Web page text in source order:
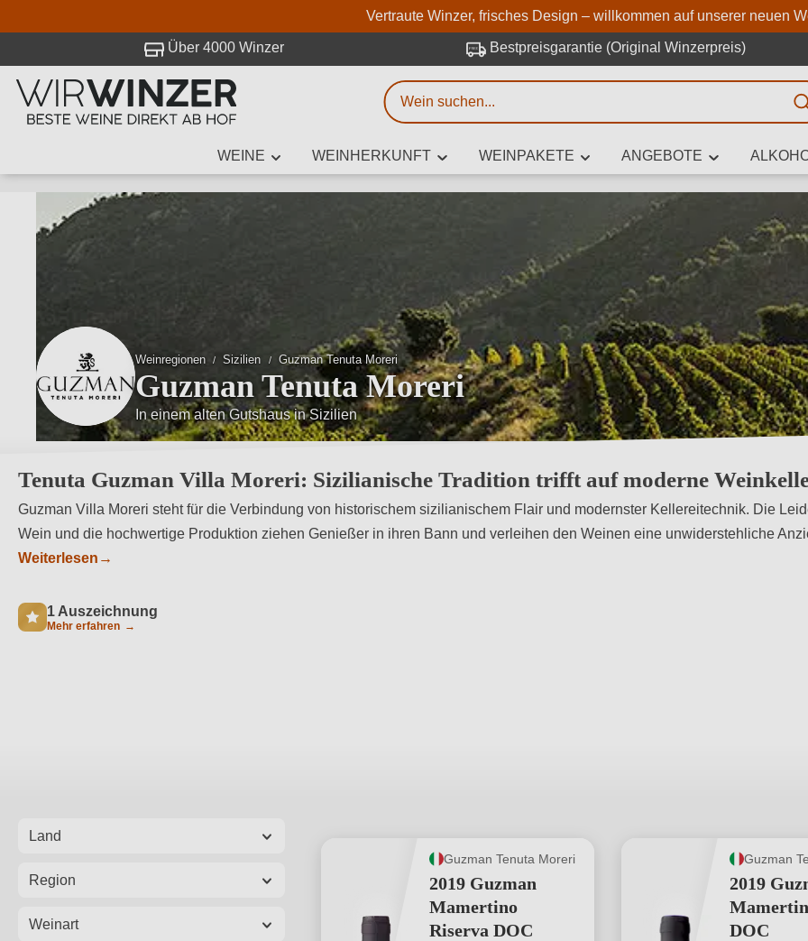
Zum Hauptinhalt springen
Zur Suche springen
Zur Hauptnavigation
Vertraute Winzer, frisches Design – willkommen auf unserer neuen
Über 4000 Winzer Bestpreisgarantie (Original Winzerpreis)
WEINE WEINHERKUNFT WEINPAKETE ANGEBOTE
Weinregionen Sizilien Guzman Tenuta Moreri
Guzman Tenuta Moreri
In einem alten Gutshaus in Sizilien
Wenige Kilometer vom Vulkan Ätna entfernt
Tenuta Guzman Villa Moreri: Sizilianische Tradition trifft auf moderne
Guzman Villa Moreri steht für die Verbindung von historischem sizilianischem Flair und modernster Kellereitechnik. Die
Wein und die hochwertige Produktion ziehen Genießer in ihren Bann und verleihen den Weinen eine unwiderstehliche
Weiterlesen →
1 Auszeichnung
Mehr erfahren →
Land
Region
Weinart
Guzman Tenuta Moreri
2019 Guzman
Mamertino
Riserva DOC
Guzman
2019
DOC
Weinsuche
Mindestens 3 Zeichen eingeben
Beschreiben Sie, welchen Wein Sie suchen – ob nach Geschmack, Anlass,
Rebsorte, Region, Winzer oder anderen Kriterien.
bei WirWinzer.